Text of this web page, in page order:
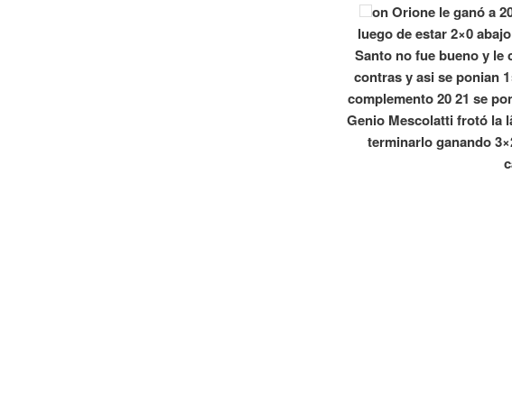
on Orione le ganó a
luego de estar 2×0
Santo no fue bueno y le
contras y asi se ponian
complemento 20 21 se
Genio Mescolatti frotó la
terminarlo ganando